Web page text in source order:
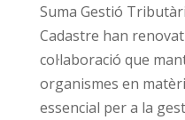
Suma Gestió
Cadastre han
col·laboració que
organismes en
essencial per a la